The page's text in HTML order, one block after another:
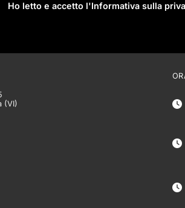
Ho letto e accetto l'Informativa sulla
(VI)